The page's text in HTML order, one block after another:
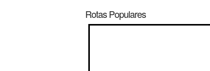
Rotas Populares